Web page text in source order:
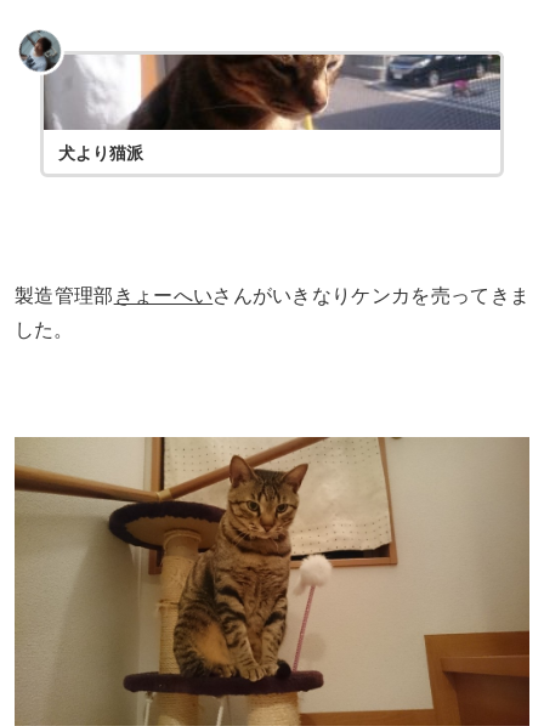
犬より猫派
製造管理部 きょーへいさんがいきなりケンカを売ってきま
した。